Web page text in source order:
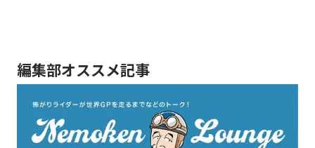
編集部オススメ記事